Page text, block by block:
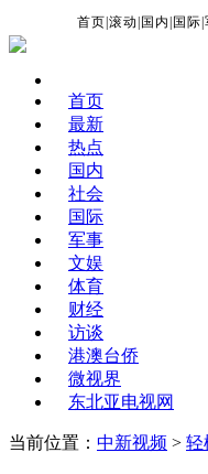
首页 |滚动 国内 国际 |
首页
最新
热点
国内
社会
国际
军事
文娱
体育
财经
访谈
港澳台侨
微视界
东北亚电视网
当前位置： 中新视频 > 轻